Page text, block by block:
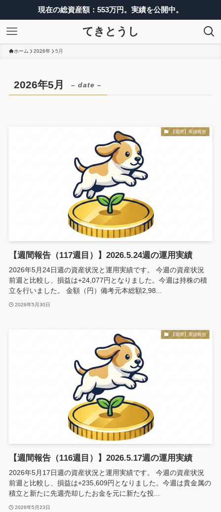
現在の総資産額：553万円。実績を公開中。
てきとうし
ホーム 2026年 5月
2026年5月 – date –
【週間】実績報告
【週間報告（117週目）】2026.5.24週の運用実績
2026年5月24日週の資産状況と運用実績です。 今週の資産状況
前週と比較し、損益は+24,077円となりました。今週は持株の積
立を行いました。 金額（円）備考元本総額2,98...
2026年5月30日
【週間】実績報告
【週間報告（116週目）】2026.5.17週の運用実績
2026年5月17日週の資産状況と運用実績です。 今週の資産状況
前週と比較し、損益は+235,609円となりました。今週は貴金属の
積立と新たに先週売却したお金を元に新たな投...
2026年5月23日